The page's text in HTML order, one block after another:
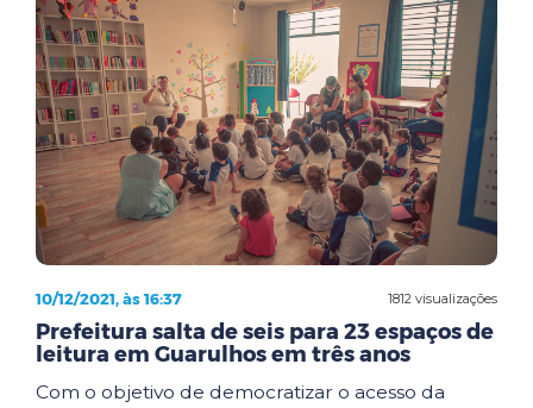
1812 visualizações
10/12/2021, às 16:37
Prefeitura salta de seis para 23 espaços de
leitura em Guarulhos em três anos
Com o objetivo de democratizar o acesso da